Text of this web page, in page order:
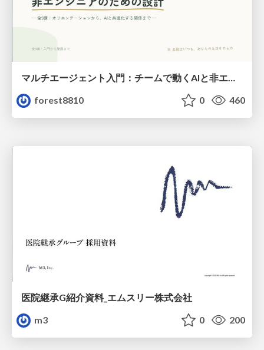
マルチエージェント入門：チームで動くAIと非エンジニアのための設計（Claude Code）
forest8810
0 460
医院継承G紹介資料_エムスリー株式会社
m3
0 200